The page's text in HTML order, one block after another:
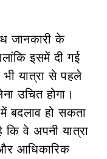
जानकारी के
इसमें दी गई
भी यात्रा से पहले
उचित होगा।
बदलाव हो सकता
कि वे अपनी यात्रा
आधिकारिक